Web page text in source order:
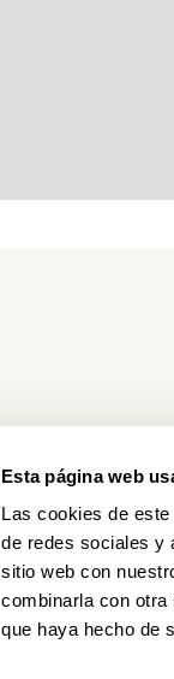
Esta página web
Las cookies de
de redes sociales y
sitio web con
combinarla con otra
que haya hecho de